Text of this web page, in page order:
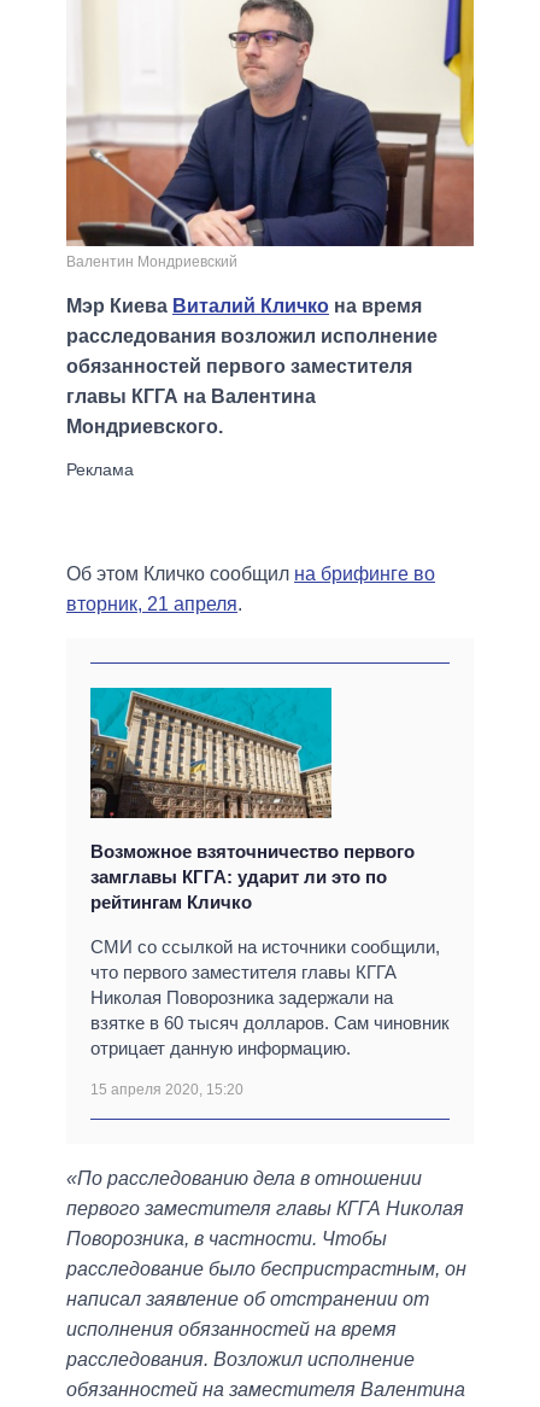
Валентин Мондриевский
Мэр Киева Виталий Кличко на время
расследования возложил исполнение
обязанностей первого заместителя
главы КГГА на Валентина
Мондриевского.
Об этом Кличко сообщил на брифинге во
вторник, 21 апреля.
Возможное взяточничество первого
замглавы КГГА: ударит ли это по
рейтингам Кличко
СМИ со ссылкой на источники сообщили,
что первого заместителя главы КГГА
Николая Поворозника задержали на
взятке в 60 тысяч долларов. Сам чиновник
отрицает данную информацию.
15 апреля 2020, 15:20
«По расследованию дела в отношении
первого заместителя главы КГГА Николая
Поворозника, в частности. Чтобы
расследование было беспристрастным, он
написал заявление об отстранении от
исполнения обязанностей на время
расследования. Возложил исполнение
обязанностей на заместителя Валентина